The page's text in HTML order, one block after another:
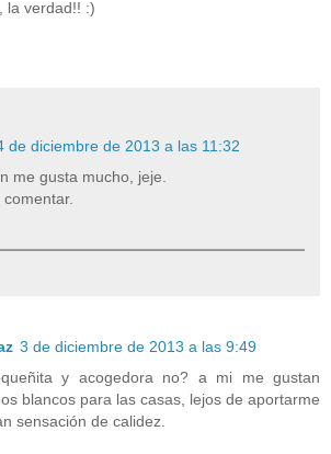
la verdad!! :)
de diciembre de 2013 a las 11:32
me gusta mucho, jeje.
3 de diciembre de 2013 a las 9:49
y acogedora no? a mi me gustan
blancos para las casas, lejos de aportarme
sensación de calidez.